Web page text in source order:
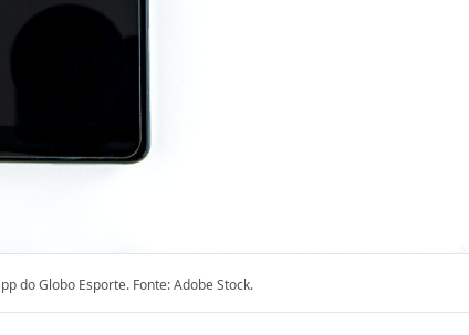
do Globo Esporte. Fonte: Adobe Stock.